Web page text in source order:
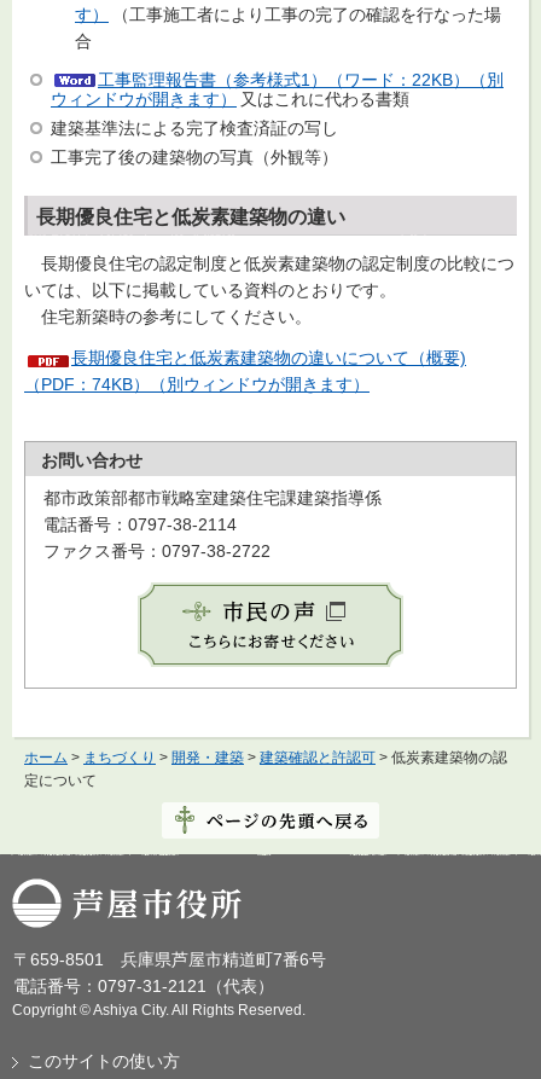
す）
（工事施工者により工事の完了の確認を行なった場
合
工事監理報告書（参考様式1）（ワード：22KB）（別
ウィンドウが開きます）
又はこれに代わる書類
建築基準法による完了検査済証の写し
工事完了後の建築物の写真（外観等）
長期優良住宅と低炭素建築物の違い
長期優良住宅の認定制度と低炭素建築物の認定制度の比較につ
いては、以下に掲載している資料のとおりです。
住宅新築時の参考にしてください。
長期優良住宅と低炭素建築物の違いについて（概要)
（PDF：74KB）（別ウィンドウが開きます）
お問い合わせ
都市政策部都市戦略室建築住宅課建築指導係
電話番号：0797-38-2114
ファクス番号：0797-38-2722
ホーム > まちづくり > 開発・建築 > 建築確認と許認可 > 低炭素建築物の認
定について
芦屋市役所
〒659-8501 兵庫県芦屋市精道町7番6号
電話番号：0797-31-2121（代表）
Copyright © Ashiya City. All Rights Reserved.
このサイトの使い方